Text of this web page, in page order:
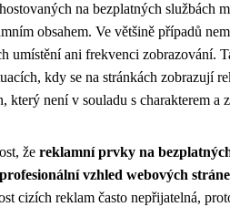
na bezplatných službách
obsahem. Ve většině případů
umístění ani frekvenci zobrazování.
kdy se na stránkách zobrazují
který není v souladu s charakterem a
že reklamní prvky na
vzhled webových
cizích reklam často nepřijatelná,